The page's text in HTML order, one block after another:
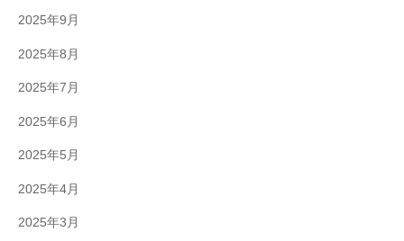
2025年9月
2025年8月
2025年7月
2025年6月
2025年5月
2025年4月
2025年3月